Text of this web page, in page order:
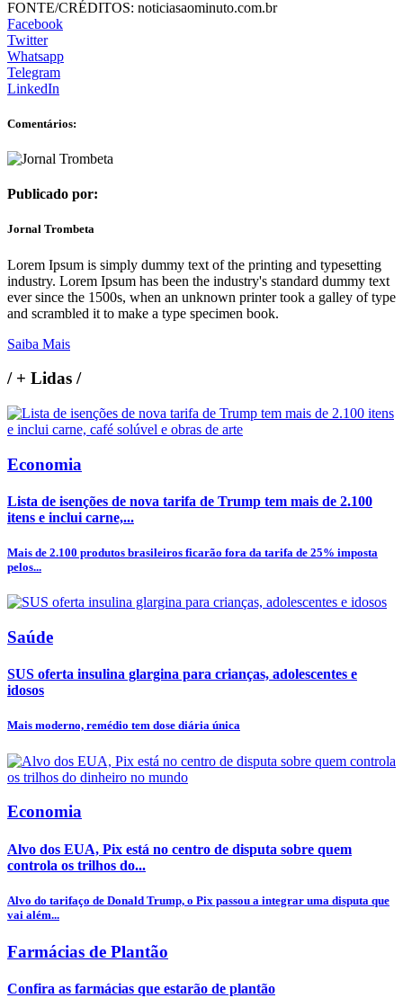
FONTE/CRÉDITOS: noticiasaominuto.com.br
Facebook
Twitter
Whatsapp
Telegram
LinkedIn
Comentários:
Publicado por:
Jornal Trombeta
Lorem Ipsum is simply dummy text of the printing and typesetting
industry. Lorem Ipsum has been the industry's standard dummy text
ever since the 1500s, when an unknown printer took a galley of type
and scrambled it to make a type specimen book.
Saiba Mais
/+ Lidas /
Economia
Lista de isenções de nova tarifa de Trump tem mais de 2.100
itens e inclui carne,...
Mais de 2.100 produtos brasileiros ficarão fora da tarifa de 25% imposta
pelos...
Saúde
SUS oferta insulina glargina para crianças, adolescentes e
idosos
Mais moderno, remédio tem dose diária única
Economia
Alvo dos EUA, Pix está no centro de disputa sobre quem
controla os trilhos do...
Alvo do tarifaço de Donald Trump, o Pix passou a integrar uma disputa que
vai além...
Farmácias de Plantão
Confira as farmácias que estarão de plantão